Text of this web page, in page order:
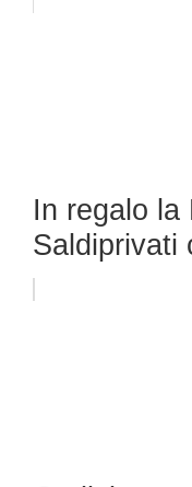
In regalo la
Saldiprivati